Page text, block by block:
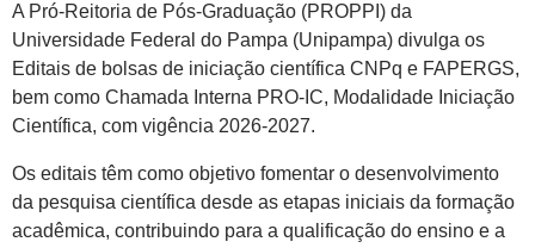
A Pró-Reitoria de Pós-Graduação (PROPPI) da
Universidade Federal do Pampa (Unipampa) divulga os
Editais de bolsas de iniciação científica CNPq e FAPERGS,
bem como Chamada Interna PRO-IC, Modalidade Iniciação
Científica, com vigência 2026-2027.
Os editais têm como objetivo fomentar o desenvolvimento
da pesquisa científica desde as etapas iniciais da formação
acadêmica, contribuindo para a qualificação do ensino e a